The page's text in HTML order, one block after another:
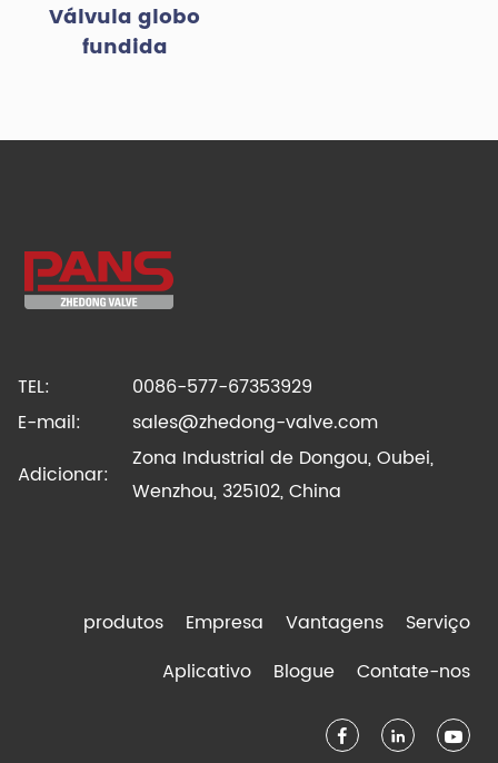
Válvula globo
fundida
TEL:
0086-577-67353929
E-mail:
sales@zhedong-valve.com
Adicionar:
Zona Industrial de Dongou, Oubei,
Wenzhou, 325102, China
produtos Empresa Vantagens
Serviço
Aplicativo
Blogue Contate-nos